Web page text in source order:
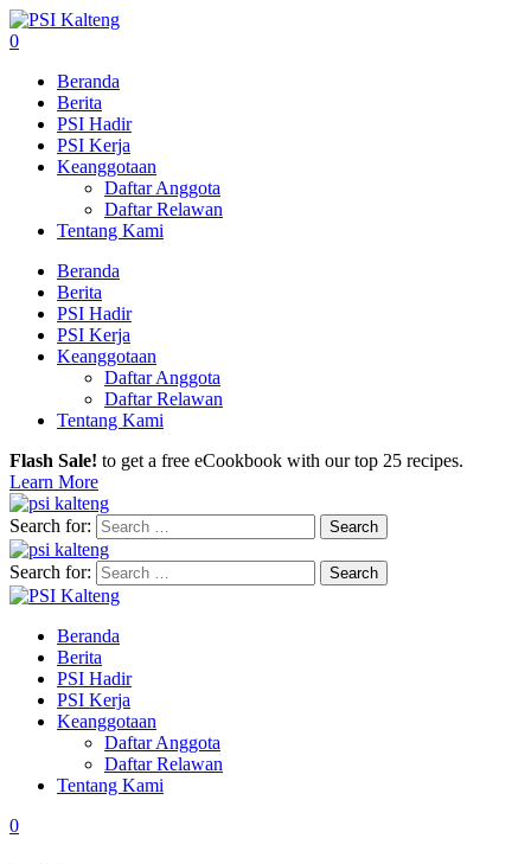
0
Beranda
Berita
PSI Hadir
PSI Kerja
Keanggotaan
Daftar Anggota
Daftar Relawan
Tentang Kami
Beranda
Berita
PSI Hadir
PSI Kerja
Keanggotaan
Daftar Anggota
Daftar Relawan
Tentang Kami
Flash Sale! to get a free eCookbook with our top 25 recipes.
Learn More
Search for:
Search for:
Beranda
Berita
PSI Hadir
PSI Kerja
Keanggotaan
Daftar Anggota
Daftar Relawan
Tentang Kami
0